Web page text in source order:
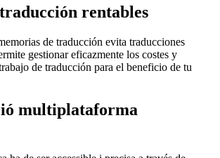
rentables
de traducción evita traducciones
gestionar eficazmente los costes y
de traducción para el beneficio de tu
multiplataforma